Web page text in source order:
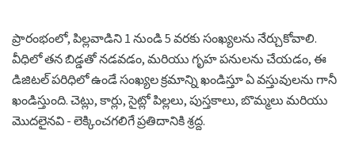
ప్రారంభంలో, పిల్లవాడిని 1 నుండి 5 వరకు సంఖ్యలను నేర్చుకోవాలి.
వీధిలో తన బిడ్డతో నడవడం, మరియు గృహ పనులను చేయడం, ఈ
డిజిటల్ పరిధిలో ఉండే సంఖ్యల క్రమాన్ని ఖండిస్తూ ఏ వస్తువులను గానీ
ఖండిస్తుంది. చెట్లు, కార్లు, సైట్లో పిల్లలు, పుస్తకాలు, బొమ్మలు మరియు
మొదలైనవి - లెక్కించగలిగే ప్రతిదానికి శ్రద్ద.